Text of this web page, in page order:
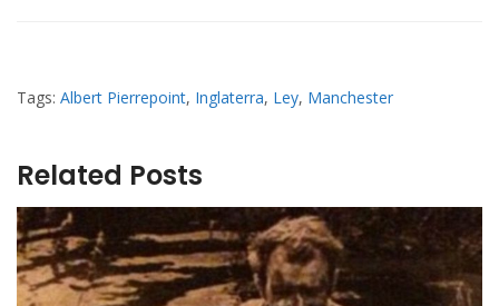
Tags: Albert Pierrepoint, Inglaterra, Ley, Manchester
Related Posts